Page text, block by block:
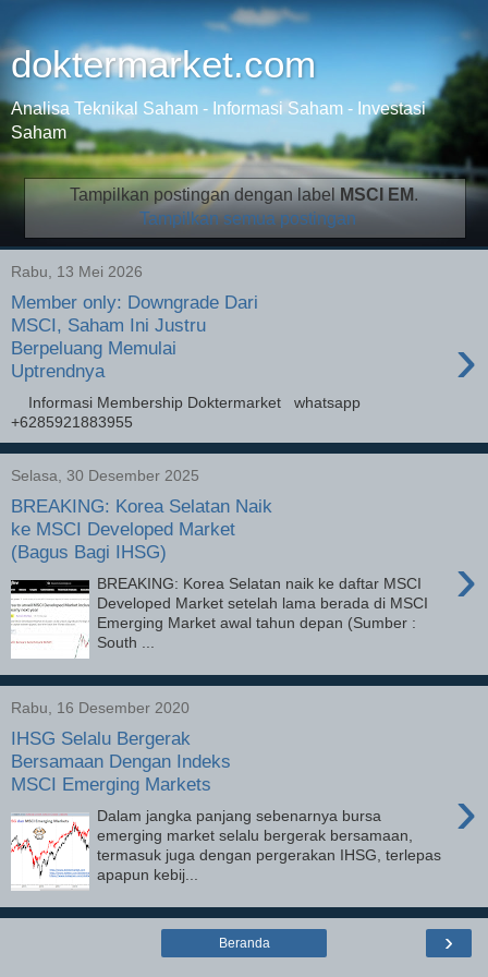
doktermarket.com
Analisa Teknikal Saham - Informasi Saham - Investasi
Saham
Tampilkan postingan dengan label MSCI EM.
Tampilkan semua postingan
Rabu, 13 Mei 2026
Member only: Downgrade Dari
MSCI, Saham Ini Justru
Berpeluang Memulai
Uptrendnya
›
Informasi Membership Doktermarket whatsapp
+6285921883955
Selasa, 30 Desember 2025
BREAKING: Korea Selatan Naik
ke MSCI Developed Market
(Bagus Bagi IHSG)
›
BREAKING: Korea Selatan naik ke daftar MSCI
Developed Market setelah lama berada di MSCI
Emerging Market awal tahun depan (Sumber :
South ...
Rabu, 16 Desember 2020
IHSG Selalu Bergerak
Bersamaan Dengan Indeks
MSCI Emerging Markets
›
Dalam jangka panjang sebenarnya bursa
emerging market selalu bergerak bersamaan,
termasuk juga dengan pergerakan IHSG, terlepas
apapun kebij...
›
Beranda